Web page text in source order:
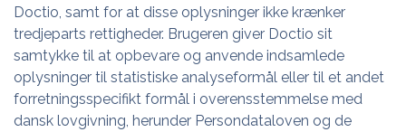
Doctio, samt for at disse oplysninger ikke krænker
tredjeparts rettigheder. Brugeren giver Doctio sit
samtykke til at opbevare og anvende indsamlede
oplysninger til statistiske analyseformål eller til et andet
forretningsspecifikt formål i overensstemmelse med
dansk lovgivning, herunder Persondataloven og de